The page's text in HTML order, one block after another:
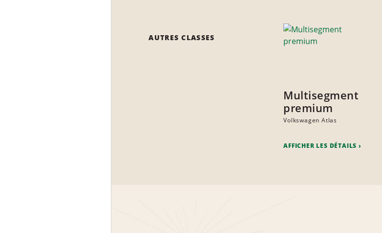
AUTRES CLASSES
Multisegment
premium
Volkswagen Atlas
AFFICHER LES DÉTAILS